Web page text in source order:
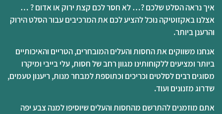
איך נראה הסלט שלכם ?… לא חסר לכם קצת ירוק או אדום ? …
אצלנו באקזוטיקה נוכל להציע לכם את המרכיבים עבור הסלט הירוק
והרענן ביותר.
אנחנו משווקים את החסות והעלים המובחרים, הטריים והאיכותיים
ביותר ומציעים ללקוחותינו מגוון רחב של חסות, עלי בייבי ומיקרו
מסוגים רבים לסלטים וכריכים וכתוספת למבחר מנות, ריענון טעמים,
שדרוג מזנונים ועוד.
אתם מוזמנים להתרשם מהחסות והעלים שיוסיפו למנה צבע יפה